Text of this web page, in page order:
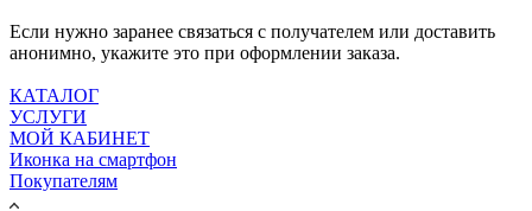
Если нужно заранее связаться с получателем или доставить
анонимно, укажите это при оформлении заказа.
КАТАЛОГ
УСЛУГИ
МОЙ КАБИНЕТ
Иконка на смартфон
Покупателям